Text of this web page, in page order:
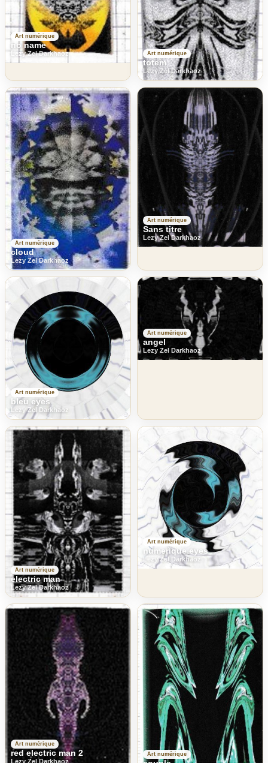
Art numérique
no name
Lezy Zel Darkhaoz Art numérique
totem
Lezy Zel Darkhaoz
Art numérique
cloud
Lezy Zel Darkhaoz
Art numérique
Sans titre
Lezy Zel Darkhaoz
Art numérique
bleu eyes
Lezy Zel Darkhaoz
Art numérique
angel
Lezy Zel Darkhaoz
Art numérique
electric man
Lezy Zel Darkhaoz
Art numérique
numerique eyes
Lezy Zel Darkhaoz
Art numérique
red electric man 2
Lezy Zel Darkhaoz
Art numérique